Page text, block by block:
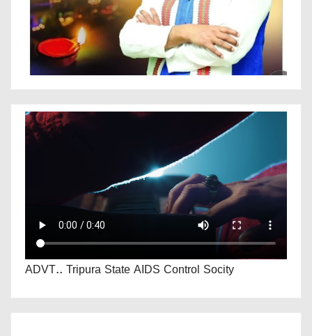
ADVT.. Tripura State AIDS Control Socity